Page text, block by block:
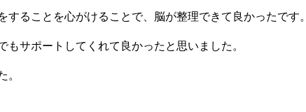
ることを心がけることで、脳が整理できて良かったです。
サポートしてくれて良かったと思いました。
。